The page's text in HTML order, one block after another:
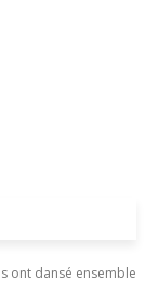
ont dansé ensemble